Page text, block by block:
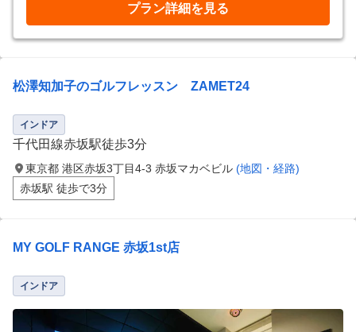
プラン詳細を見る
松澤知加子のゴルフレッスン ZAMET24
インドア
千代田線赤坂駅徒歩3分
東京都 港区赤坂3丁目4-3 赤坂マカベビル (地図・経路)
赤坂駅 徒歩で3分
MY GOLF RANGE 赤坂1st店
インドア